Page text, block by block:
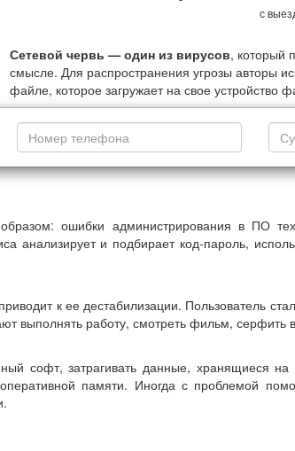
с
Сетевой червь — один из вирусов, который
смысле. Для распространения угрозы авторы
файле, которое загружает на свое устройство
ошибки администрирования в ПО
анализирует и подбирает код-пароль,
к ее дестабилизации. Пользователь
выполнять работу, смотреть фильм, серфить
софт, затрагивать данные, хранящиеся
памяти. Иногда с проблемой